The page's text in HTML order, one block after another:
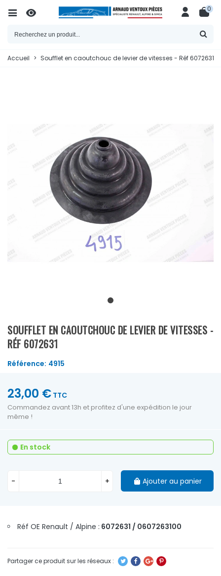
0
Accueil > Soufflet en caoutchouc de levier de vitesses - Réf 6072631
SOUFFLET EN CAOUTCHOUC DE LEVIER DE VITESSES -
RÉF 6072631
Référence: 4915
Réf OE Renault / Alpine : 6072631 / 0607263100
23,00 € TTC
Commandez avant 13h et profitez d'une expédition le jour
même !
En stock
- + Ajouter au panier